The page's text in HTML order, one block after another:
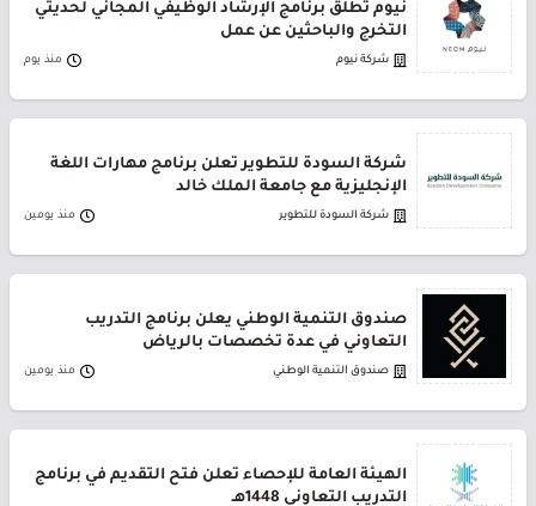
نيوم تطلق برنامج الإرشاد الوظيفي المجاني لحديثي
التخرج والباحثين عن عمل
شركة نيوم منذ يوم
شركة السودة للتطوير تعلن برنامج مهارات اللغة
الإنجليزية مع جامعة الملك خالد
شركة السودة للتطوير منذ يومين
صندوق التنمية الوطني يعلن برنامج التدريب
التعاوني في عدة تخصصات بالرياض
صندوق التنمية الوطني منذ يومين
الهيئة العامة للإحصاء تعلن فتح التقديم في برنامج
التدريب التعاوني 1448هـ